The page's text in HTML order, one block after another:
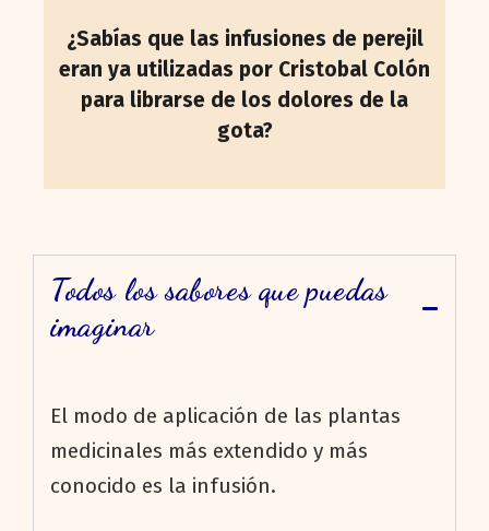
¿Sabías que las infusiones de perejil
eran ya utilizadas por Cristobal Colón
para librarse de los dolores de la
gota?
Todos los sabores que puedas
imaginar
El modo de aplicación de las plantas
medicinales más extendido y más
conocido es la infusión.